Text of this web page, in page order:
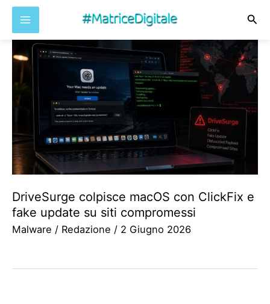
contenuto
DriveSurge colpisce macOS con ClickFix e
fake update su siti compromessi
Malware / Redazione / 2 Giugno 2026